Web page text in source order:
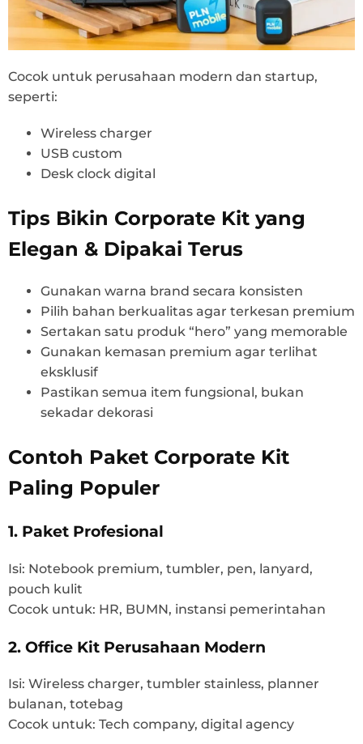
Cocok untuk perusahaan modern dan startup,
seperti:
Wireless charger
USB custom
Desk clock digital
Tips Bikin Corporate Kit yang
Elegan & Dipakai Terus
Gunakan warna brand secara konsisten
Pilih bahan berkualitas agar terkesan premium
Sertakan satu produk “hero” yang memorable
Gunakan kemasan premium agar terlihat
eksklusif
Pastikan semua item fungsional, bukan
sekadar dekorasi
Contoh Paket Corporate Kit
Paling Populer
1. Paket Profesional
Isi: Notebook premium, tumbler, pen, lanyard,
pouch kulit
Cocok untuk: HR, BUMN, instansi pemerintahan
2. Office Kit Perusahaan Modern
Isi: Wireless charger, tumbler stainless, planner
bulanan, totebag
Cocok untuk: Tech company, digital agency